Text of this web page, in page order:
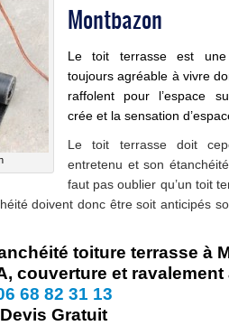
Montbazon
Le toit terrasse est une
toujours agréable à vivre
raffolent pour l’espace
crée et la sensation
Le toit terrasse doit
entretenu et son
faut pas oublier qu’un toit
doivent donc être soit anticipés
toiture terrasse à
couverture et ravalement
68 82 31 13
Devis Gratuit